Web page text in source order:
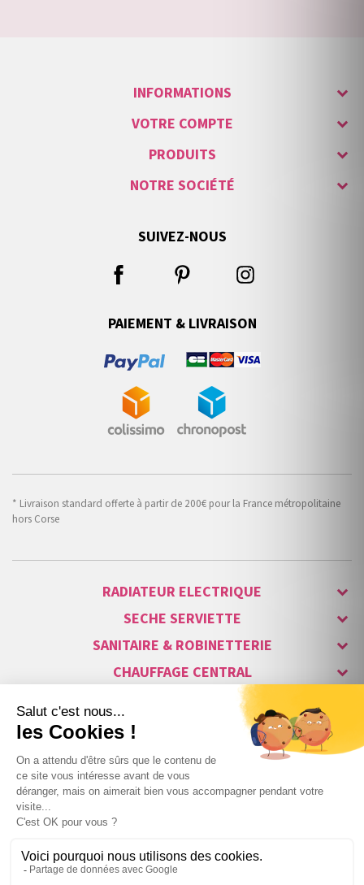
INFORMATIONS
VOTRE COMPTE
PRODUITS
NOTRE SOCIÉTÉ
SUIVEZ-NOUS
PAIEMENT & LIVRAISON
* Livraison standard offerte à partir de 200€ pour la France métropolitaine
hors Corse
RADIATEUR ELECTRIQUE
SECHE SERVIETTE
SANITAIRE & ROBINETTERIE
CHAUFFAGE CENTRAL
ALARME & SÉCURITÉ
MAISON CONNECTÉE
VISIOPHONE & INTERPHONE
LUMINAIRES & ECLAIRAGE